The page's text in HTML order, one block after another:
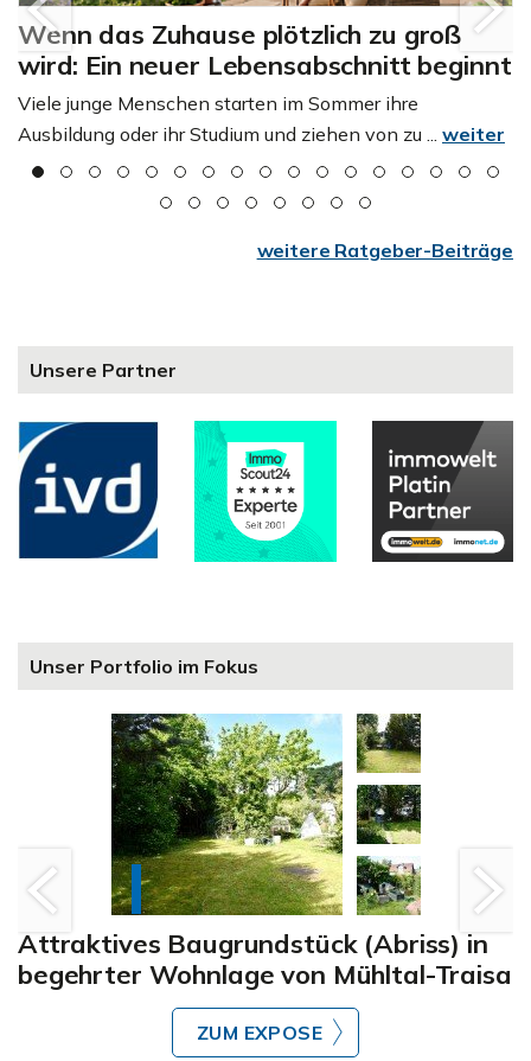
Wenn das Zuhause plötzlich zu groß
wird: Ein neuer Lebensabschnitt beginnt
Viele junge Menschen starten im Sommer ihre
Ausbildung oder ihr Studium und ziehen von zu ... weiter
weitere Ratgeber-Beiträge
Unsere Partner
Unser Portfolio im Fokus
Attraktives Baugrundstück (Abriss) in
begehrter Wohnlage von Mühltal-Traisa
ZUM EXPOSE